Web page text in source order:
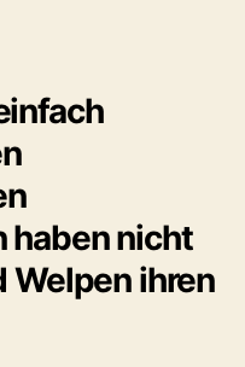
haben nicht
Welpen ihren